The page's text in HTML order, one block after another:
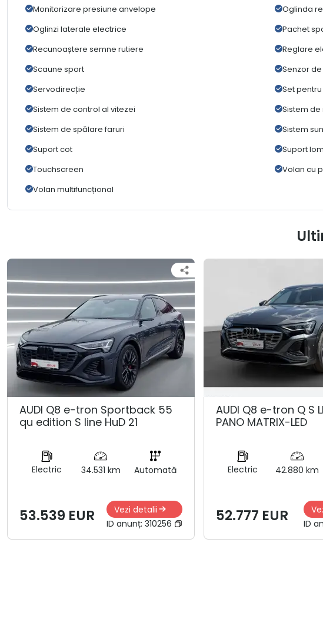
Monitorizare presiune anvelope
Oglinda
Oglinzi laterale electrice
Pachet
Recunoaștere semne rutiere
Reglare
Scaune sport
Senzor
Servodirecție
Set
Sistem de control al vitezei
Sistem
Sistem de spălare faruri
Sistem
Suport cot
Suport
Touchscreen
Volan cu
Volan multifuncțional
AUDI Q8 e-tron Sportback 55
qu edition S line HuD 21
Electric 34.531 km Automată
53.539 EUR
Vezi detalii
ID anunț: 310256
AUDI Q8 e-tron Q S
PANO MATRIX-LED
Electric 42.880 km
52.777 EUR
ID